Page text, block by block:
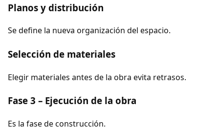
Planos y distribución
Se define la nueva organización del espacio.
Selección de materiales
Elegir materiales antes de la obra evita retrasos.
Fase 3 – Ejecución de la obra
Es la fase de construcción.